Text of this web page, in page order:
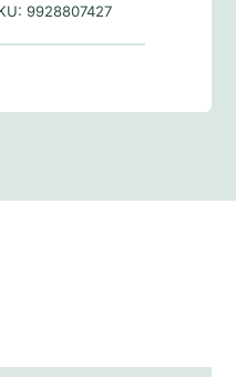
9928807427